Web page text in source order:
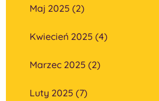
Maj 2025 (2)
Kwiecień 2025 (4)
Marzec 2025 (2)
Luty 2025 (7)